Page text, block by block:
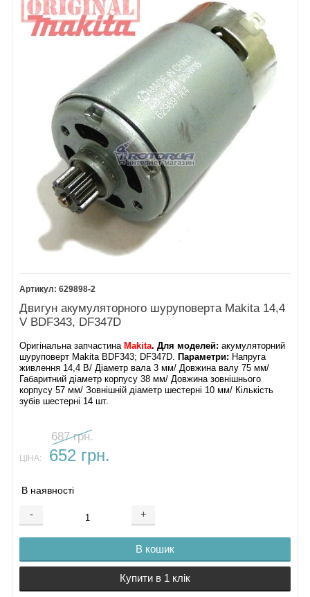
629898-2
Двигун акумуляторного шуруповерта Makita 14,4
V BDF343, DF347D
Оригінальна запчастина Makita. Для моделей: акумуляторний
шуруповерт Makita BDF343; DF347D.
Параметри: Напруга
живлення 14,4 В/ Діаметр вала 3 мм/ Довжина валу 75 мм/
Габаритний діаметр корпусу 38 мм/ Довжина зовнішнього
корпусу 57 мм/ Зовнішній діаметр шестерні 10 мм/ Кількість
зубів шестерні 14 шт.
687 грн.
ЦІНА: 652 грн.
В наявності
- +
В кошик
Купити в 1 клік